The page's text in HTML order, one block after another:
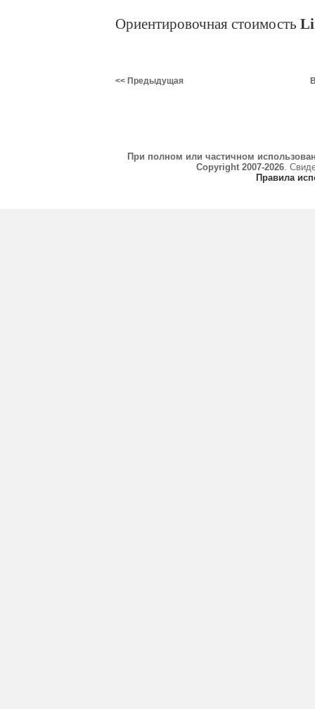
Ориентировочная стоимость
<< Предыдущая
При полном или частичном
Copyright 2007-2026.
Правила